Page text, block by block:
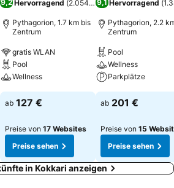
)
9,2Hervorragend (2.054 Bewertungen)
Pythagorion, 1.7 km bis
Zentrum
gratis WLAN
Pool
Wellness
ab 127 €
Preise von 17 Websites
Preise sehen
9,1 Hervorragend (
Pythagorion, 2.2
Zentrum
Pool
Wellness
Parkplätze
ab 201 €
Preise von 15
Preise sehen
in Kokkari anzeigen